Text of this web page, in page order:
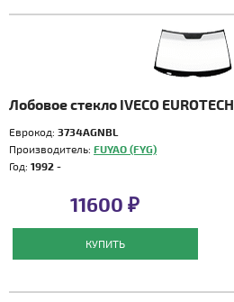
Лобовое стекло IVECO EUROTECH
Еврокод: 3734AGNBL
Производитель: FUYAO (FYG)
Год: 1992 -
11600 ₽
КУПИТЬ